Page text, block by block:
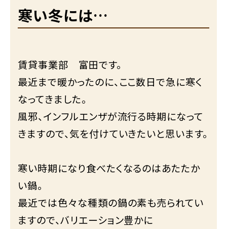
寒い冬には…
賃貸事業部 富田です。
最近まで暖かったのに、ここ数日で急に寒く
なってきました。
風邪、インフルエンザが流行る時期になって
きますので、気を付けていきたいと思います。
寒い時期になり食べたくなるのはあたたか
い鍋。
最近では色々な種類の鍋の素も売られてい
ますので、バリエーション豊かに